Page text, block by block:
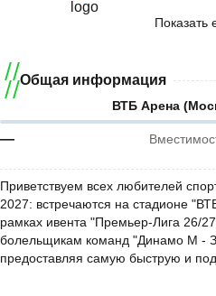
Показать
Общая информация
ВТБ Арена
—
Приветствуем всех любителей
2027: встречаются на стадионе
рамках ивента "Премьер-Лига 26/
болельщикам команд "Динамо М -
предоставляя самую быструю и